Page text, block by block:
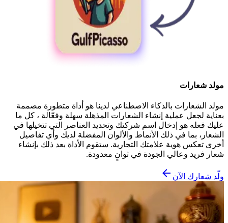
مولد شعارات
مولد الشعارات بالذكاء الاصطناعي لدينا هو أداة متطورة مصممة
بعناية لجعل عملية إنشاء الشعارات المذهلة سهلة وفعّالة ، كل ما
عليك فعله هو إدخال اسم شركتك وتحديد العناصر التي تتخيلها في
الشعار، بما في ذلك الأنماط والألوان المفضلة لديك وأي تفاصيل
أخرى تعكس هوية علامتك التجارية. ستقوم الأداة بعد ذلك بإنشاء
شعار فريد وعالي الجودة في ثوانٍ معدودة.
ولّد شعارك الآن